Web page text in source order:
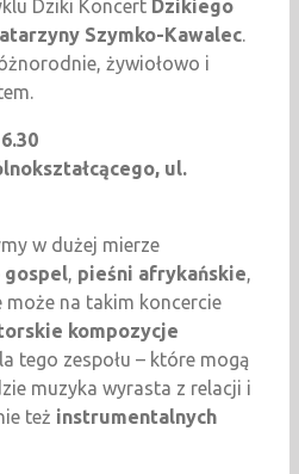
Dziki Koncert Dzikiego
Szymko-Kawalec.
żywiołowo i
ul.
w dużej mierze
gospel, pieśni afrykańskie,
może na takim koncercie
kompozycje
tego zespołu – które mogą
muzyka wyrasta z relacji i
też instrumentalnych